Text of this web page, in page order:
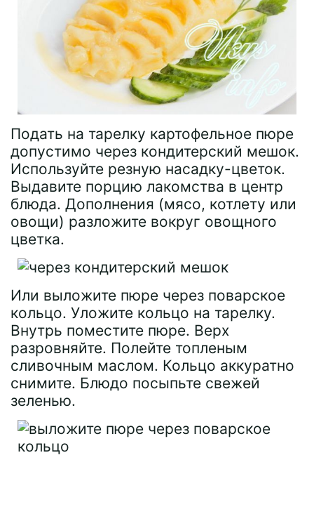
Подать на тарелку картофельное пюре
допустимо через кондитерский мешок.
Используйте резную насадку-цветок.
Выдавите порцию лакомства в центр
блюда. Дополнения (мясо, котлету или
овощи) разложите вокруг овощного
цветка.
Или выложите пюре через поварское
кольцо. Уложите кольцо на тарелку.
Внутрь поместите пюре. Верх
разровняйте. Полейте топленым
сливочным маслом. Кольцо аккуратно
снимите. Блюдо посыпьте свежей
зеленью.